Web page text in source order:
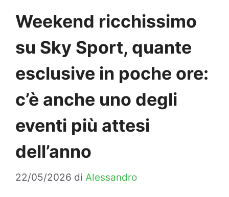
Weekend ricchissimo
su Sky Sport, quante
esclusive in poche ore:
c’è anche uno degli
eventi più attesi
dell’anno
22/05/2026 di Alessandro